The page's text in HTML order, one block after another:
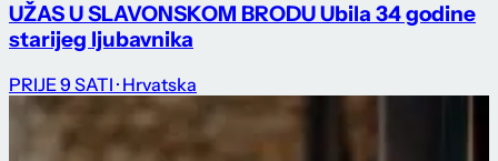
UŽAS U SLAVONSKOM BRODU Ubila 34 godine
starijeg ljubavnika
PRIJE 9 SATI · Hrvatska